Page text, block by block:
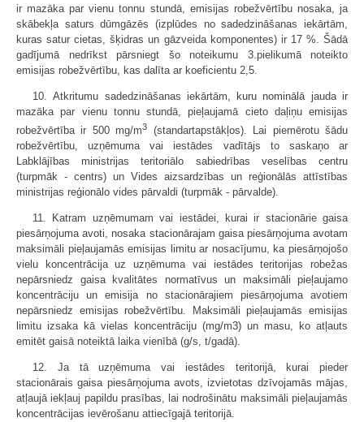
ir mazāka par vienu tonnu stundā, emisijas robežvērtību nosaka, ja
skābekļa saturs dūmgāzēs (izplūdes no sadedzināšanas iekārtām,
kuras satur cietas, šķidras un gāzveida komponentes) ir 17 %. Šādā
gadījumā nedrīkst pārsniegt šo noteikumu 3.pielikumā noteikto
emisijas robežvērtību, kas dalīta ar koeficientu 2,5.
10. Atkritumu sadedzināšanas iekārtām, kuru nominālā jauda ir
mazāka par vienu tonnu stundā, pieļaujamā cieto daļiņu emisijas
robežvērtība ir 500 mg/m3
(standartapstākļos). Lai piemērotu šādu
robežvērtību, uzņēmuma vai iestādes vadītājs to saskaņo ar
Labklājības ministrijas teritoriālo sabiedrības veselības centru
(turpmāk - centrs) un Vides aizsardzības un reģionālās attīstības
ministrijas reģionālo vides pārvaldi (turpmāk - pārvalde).
11. Katram uzņēmumam vai iestādei, kurai ir stacionārie gaisa
piesārņojuma avoti, nosaka stacionārajam gaisa piesārņojuma avotam
maksimāli pieļaujamās emisijas limitu ar nosacījumu, ka piesārņojošo
vielu koncentrācija uz uzņēmuma vai iestādes teritorijas robežas
nepārsniedz gaisa kvalitātes normatīvus un maksimāli pieļaujamo
koncentrāciju un emisija no stacionārajiem piesārņojuma avotiem
nepārsniedz emisijas robežvērtību. Maksimāli pieļaujamās emisijas
limitu izsaka kā vielas koncentrāciju (mg/m3) un masu, ko atļauts
emitēt gaisā noteiktā laika vienībā (g/s, t/gadā).
12. Ja tā uzņēmuma vai iestādes teritorijā, kurai pieder
stacionārais gaisa piesārņojuma avots, izvietotas dzīvojamās mājas,
atļaujā iekļauj papildu prasības, lai nodrošinātu maksimāli pieļaujamās
koncentrācijas ievērošanu attiecīgajā teritorijā.